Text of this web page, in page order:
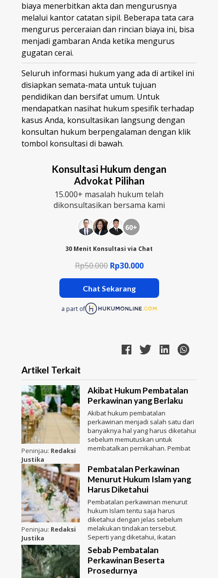
biaya menerbitkan akta dan mengurusnya
melalui kantor catatan sipil. Beberapa tata cara
mengurus perceraian dan rincian biaya ini, bisa
menjadi gambaran Anda ketika mengurus
gugatan cerai.
Seluruh informasi hukum yang ada di artikel ini
disiapkan semata-mata untuk tujuan
pendidikan dan bersifat umum. Untuk
mendapatkan nasihat hukum spesifik terhadap
kasus Anda, konsultasikan langsung dengan
konsultan hukum berpengalaman dengan klik
tombol konsultasi di bawah.
Konsultasi Hukum dengan
Advokat Pilihan
15.000+ masalah hukum telah
dikonsultasikan bersama kami
60+
30 Menit Konsultasi via Chat
Rp50.000 Rp30.000
Chat Sekarang
a part of
Artikel Terkait
Peninjau: Redaksi
Justika
Akibat Hukum Pembatalan
Perkawinan yang Berlaku
Akibat hukum pembatalan
perkawinan menjadi salah satu dari
banyaknya hal yang harus diketahui
sebelum memutuskan untuk
membatalkan pernikahan. Pembat
Peninjau: Redaksi
Justika
Pembatalan Perkawinan
Menurut Hukum Islam yang
Harus Diketahui
Pembatalan perkawinan menurut
hukum Islam tentu saja harus
diketahui dengan jelas sebelum
melakukan tindakan tersebut.
Seperti yang diketahui, ikatan
Sebab Pembatalan
Perkawinan Beserta
Prosedurnya